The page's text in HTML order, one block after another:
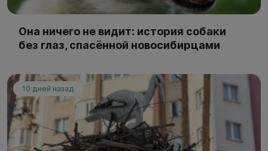
Она ничего не видит: история собаки
без глаз, спасённой новосибирцами
10 дней назад